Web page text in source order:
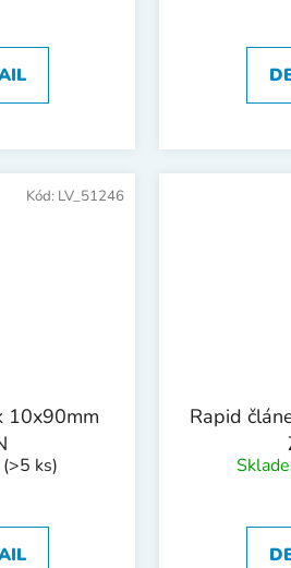
10x90mm
(>5 ks)
Kód: LV_51246
Rapid